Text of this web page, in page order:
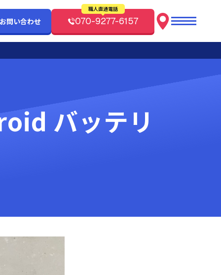
問い合わせ
職人直通電話
070-9277-6157
バッテリ